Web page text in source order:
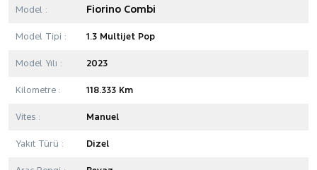
Model : Fiorino Combi
Model Tipi : 1.3 Multijet Pop
Model Yılı : 2023
Kilometre : 118.333 Km
Vites : Manuel
Yakıt Türü : Dizel